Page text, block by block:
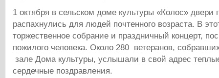
1 октября в сельском доме культуры «Колос» двери
распахнулись для людей почтенного возраста. В
торжественное собрание и праздничный концерт,
пожилого человека. Около 280 ветеранов,
зале Дома культуры, услышали в свой адрес
сердечные поздравления.